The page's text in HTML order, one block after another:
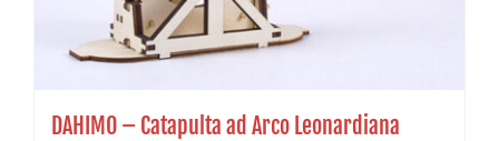
DAHIMO – Catapulta ad Arco Leonardiana